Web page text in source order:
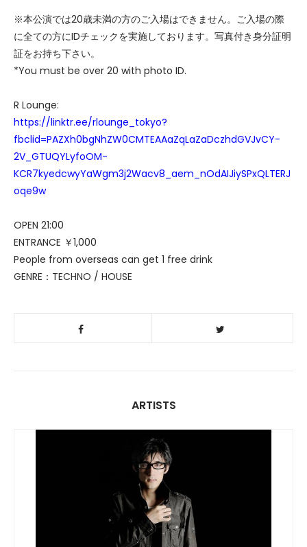
※本公演では20歳未満の方のご入場はできません。ご入場の際
に全ての方にIDチェックを実施しております。写真付き身分証明
証をお持ち下さい。
*You must be over 20 with photo ID.
R Lounge:
https://linktr.ee/rlounge_tokyo?
fbclid=PAZXh0bgNhZW0CMTEAAaZqLaZaDczhdGVJvCY-
2V_GTUQYLyfoOM-
KCR7kyedcwyYaWgm3j2Wacv8_aem_nOdAIJiySPxQLTERJ
oqe9w
OPEN 21:00
ENTRANCE ￥1,000
People from overseas can get 1 free drink
GENRE：TECHNO / HOUSE
ARTISTS